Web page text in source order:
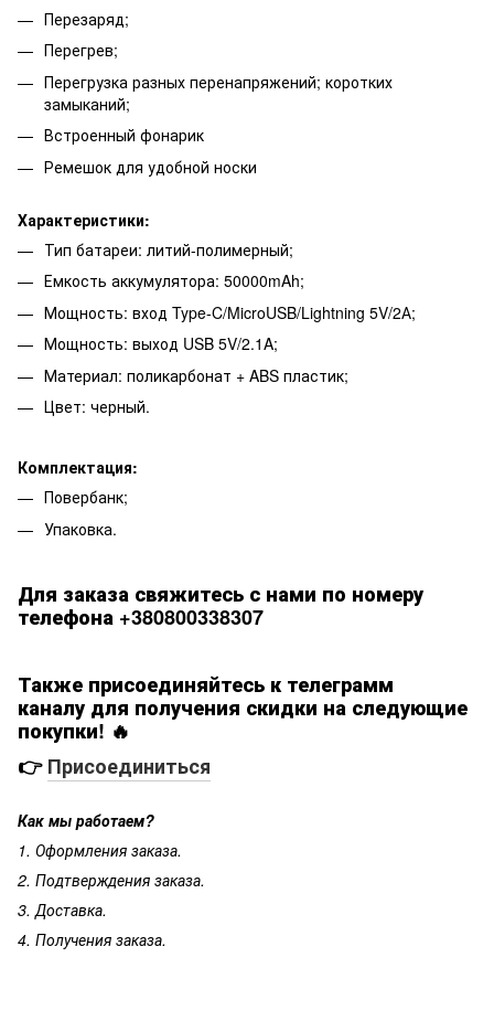
Перезаряд;
Перегрев;
Перегрузка разных перенапряжений; коротких
замыканий;
Встроенный фонарик
Ремешок для удобной носки
Характеристики:
Тип батареи: литий-полимерный;
Емкость аккумулятора: 50000mAh;
Мощность: вход Type-C/MicroUSB/Lightning 5V/2А;
Мощность: выход USB 5V/2.1A;
Материал: поликарбонат + ABS пластик;
Цвет: черный.
Комплектация:
Повербанк;
Упаковка.
Для заказа свяжитесь с нами по номеру
телефона +380800338307
Также присоединяйтесь к телеграмм
каналу для получения скидки на следующие
покупки! 🔥
👉Присоединиться
Как мы работаем?
1. Оформления заказа.
2. Подтверждения заказа.
3. Доставка.
4. Получения заказа.